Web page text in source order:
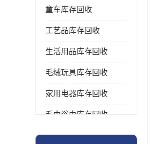
童车库存回收
工艺品库存回收
生活用品库存回收
毛绒玩具库存回收
家用电器库存回收
毛巾浴巾库存回收
水杯保温杯库存回收